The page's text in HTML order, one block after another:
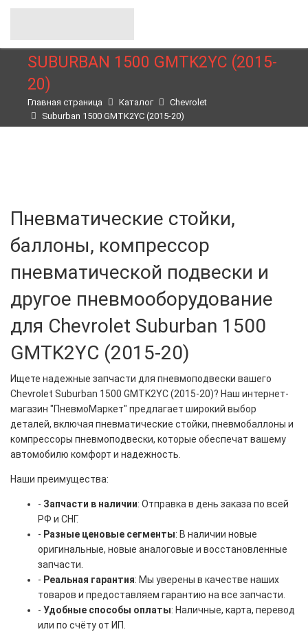
SUBURBAN 1500 GMTK2YC (2015-
20)
Главная страница Каталог
Chevrolet
Suburban 1500 GMTK2YC (2015-20)
Пневматические стойки,
баллоны, компрессор
пневматической подвески и
другое пневмооборудование
для Chevrolet Suburban 1500
GMTK2YC (2015-20)
Ищете надежные запчасти для пневмоподвески вашего
Chevrolet Suburban 1500 GMTK2YC (2015-20)? Наш интернет-
магазин "ПневмоМаркет" предлагает широкий выбор
деталей, включая пневматические стойки, пневмобаллоны и
компрессоры пневмоподвески, которые обеспечат вашему
автомобилю комфорт и надежность.
Наши преимущества:
- Запчасти в наличии: Отправка в день заказа по всей
РФ и СНГ.
- Разные ценовые сегменты: В наличии новые
оригинальные, новые аналоговые и восстановленные
запчасти.
- Реальная гарантия: Мы уверены в качестве наших
товаров и предоставляем гарантию на все запчасти.
- Удобные способы оплаты: Наличные, карта, перевод
или по счёту от ИП.